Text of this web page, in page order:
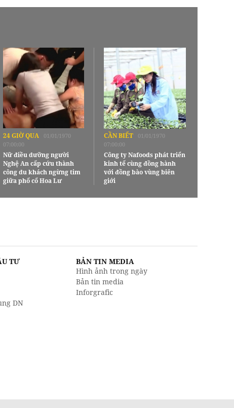
24 GIỜ QUA
01/01/1970
07:00:00
Nữ điều dưỡng người
Nghệ An cấp cứu thành
công du khách ngừng tim
giữa phố cổ Hoa Lư
CẦN BIẾT
01/01/1970
07:00:00
Công ty Nafoods phát triển
kinh tế cùng đồng hành
với đồng bào vùng biên
giới
TƯ
DN
BẢN TIN MEDIA
Hình ảnh trong ngày
Bản tin media
Inforgrafic